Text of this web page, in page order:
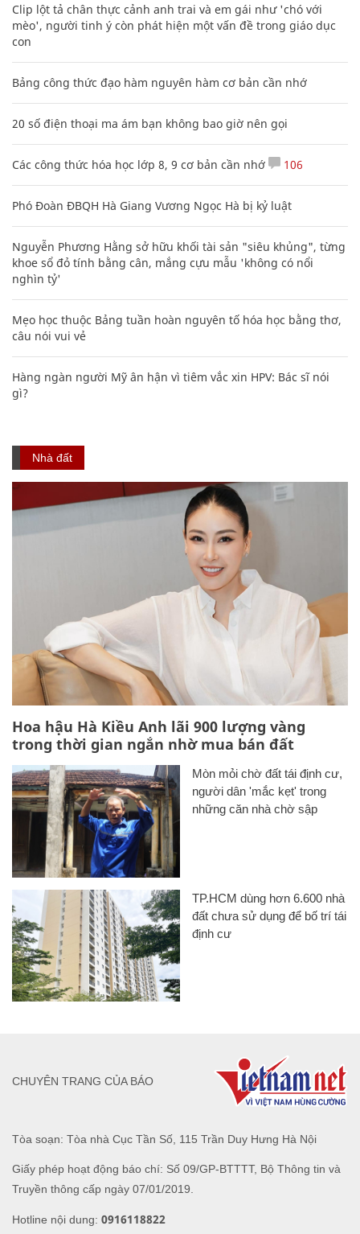
Clip lột tả chân thực cảnh anh trai và em gái như 'chó với
mèo', người tinh ý còn phát hiện một vấn đề trong giáo dục
con
Bảng công thức đạo hàm nguyên hàm cơ bản cần nhớ
20 số điện thoại ma ám bạn không bao giờ nên gọi
Các công thức hóa học lớp 8, 9 cơ bản cần nhớ 106
Phó Đoàn ĐBQH Hà Giang Vương Ngọc Hà bị kỷ luật
Nguyễn Phương Hằng sở hữu khối tài sản "siêu khủng", từng
khoe sổ đỏ tính bằng cân, mắng cựu mẫu 'không có nổi
nghìn tỷ'
Mẹo học thuộc Bảng tuần hoàn nguyên tố hóa học bằng thơ,
câu nói vui vẻ
Hàng ngàn người Mỹ ân hận vì tiêm vắc xin HPV: Bác sĩ nói
gì?
Nhà đất
Hoa hậu Hà Kiều Anh lãi 900 lượng vàng
trong thời gian ngắn nhờ mua bán đất
Mòn mỏi chờ đất tái định cư,
người dân 'mắc kẹt' trong
những căn nhà chờ sập
TP.HCM dùng hơn 6.600 nhà
đất chưa sử dụng để bố trí tái
định cư
Tòa soạn: Tòa nhà Cục Tần Số, 115 Trần Duy Hưng Hà Nội
Giấy phép hoạt động báo chí: Số 09/GP-BTTTT, Bộ Thông tin và
Truyền thông cấp ngày 07/01/2019.
Hotline nội dung: 0916118822
CHUYÊN TRANG CỦA BÁO